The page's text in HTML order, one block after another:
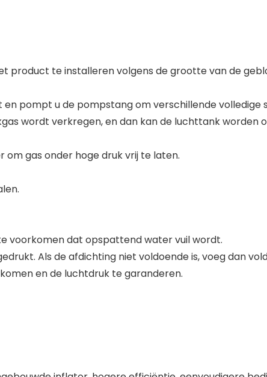
product te installeren volgens de grootte van de
en pompt u de pompstang om verschillende
wordt verkregen, en dan kan de luchttank worden
gas onder hoge druk vrij te laten.
voorkomen dat opspattend water vuil wordt.
Als de afdichting niet voldoende is, voeg dan
en de luchtdruk te garanderen.